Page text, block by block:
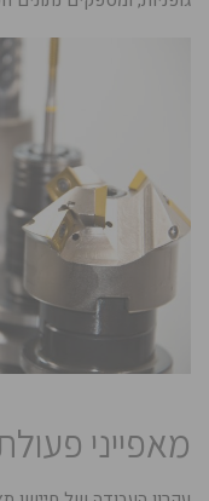
מאפייני